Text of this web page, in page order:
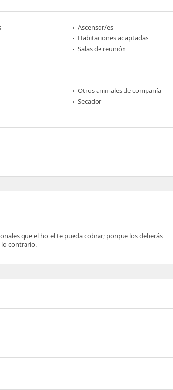
Ascensor/es
Habitaciones adaptadas
Salas de reunión
Otros animales de compañía
Secador
que el hotel te pueda cobrar; porque los deberás
lo contrario.